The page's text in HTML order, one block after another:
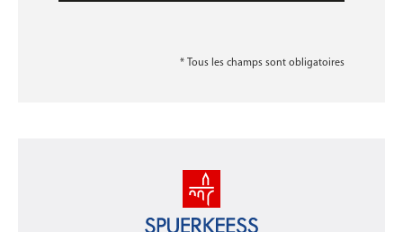
* Tous les champs sont obligatoires